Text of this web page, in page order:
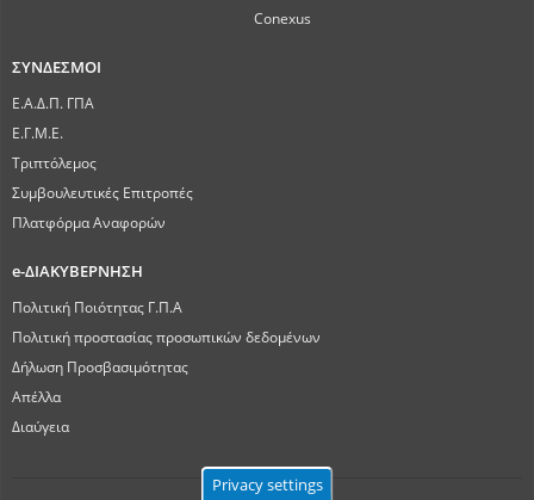
Conexus
ΣΥΝΔΕΣΜΟΙ
Ε.Α.Δ.Π. ΓΠΑ
Ε.Γ.Μ.Ε.
Τριπτόλεμος
Συμβουλευτικές Επιτροπές
Πλατφόρμα Αναφορών
e-ΔΙΑΚΥΒΕΡΝΗΣΗ
Πολιτική Ποιότητας Γ.Π.Α
Πολιτική προστασίας προσωπικών δεδομένων
Δήλωση Προσβασιμότητας
Απέλλα
Διαύγεια
Privacy settings